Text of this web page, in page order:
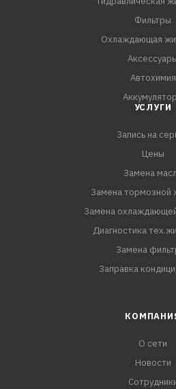
добавить SMT2 в канистру с
Фильтры
Охлаждающая
Автохимия
УСЛУГИ
Запись на
Цены
Замена
Замена тормозной
Замена
Диагностика
Замена
Заправка
О сети
Новости